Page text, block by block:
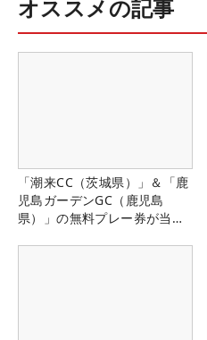
オススメの記事
「潮来CC（茨城県）」＆「鹿
児島ガーデンGC（鹿児島
県）」の無料プレー券が当た